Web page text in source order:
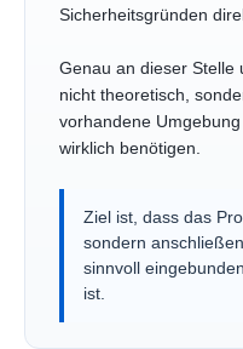
Sicherheitsgründen
Genau an dieser Stelle
nicht theoretisch,
vorhandene
wirklich benötigen.
Ziel ist, dass das
sondern
sinnvoll
ist.